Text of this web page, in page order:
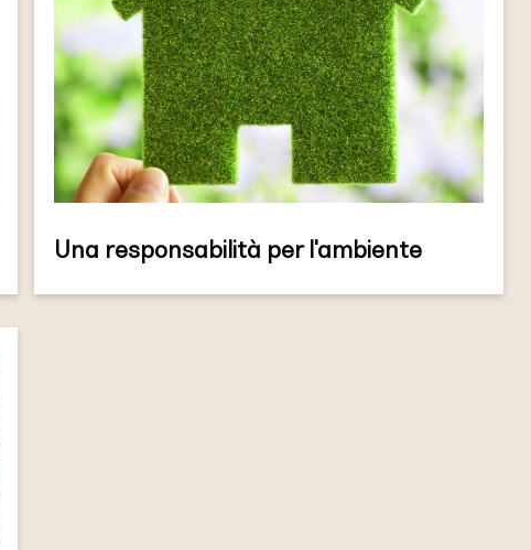
Una responsabilità per l'ambiente